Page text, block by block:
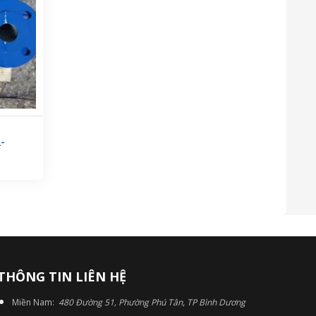
TIN LIÊN HỆ
Miền Nam: 480 Đường 51, Phường Phú Tân, TP Bình Dương